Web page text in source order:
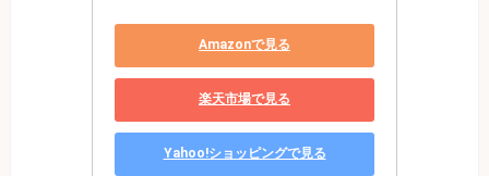
Amazonで見る
楽天市場で見る
Yahoo!ショッピングで見る